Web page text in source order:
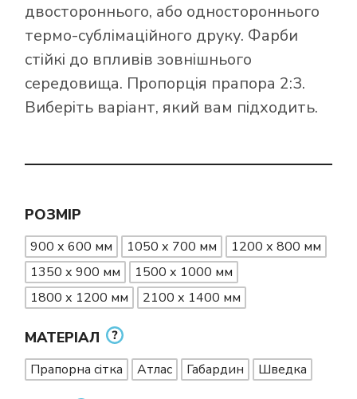
двостороннього, або одностороннього
термо-сублімаційного друку. Фарби
стійкі до впливів зовнішнього
середовища. Пропорція прапора 2:3.
Виберіть варіант, який вам підходить.
РОЗМІР
900 х 600 мм 1050 х 700 мм
1200 х 800 мм
1350 х 900 мм
1500 х 1000 мм
1800 х 1200 мм
2100 х 1400 мм
МАТЕРІАЛ
Прапорна сітка Атлас Габардин Шведка